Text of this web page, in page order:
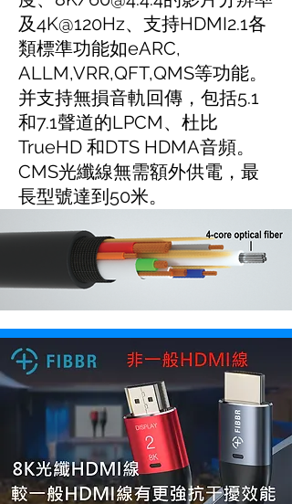
及4K@120Hz、支持HDMI2.1各
類標準功能如eARC,
ALLM,VRR,QFT,QMS等功能。
并支持無損音軌回傳，包括5.1
和7.1聲道的LPCM、杜比
TrueHD 和DTS HDMA音頻。
CMS光纖線無需額外供電，最
長型號達到50米。